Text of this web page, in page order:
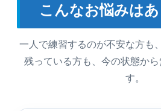
こんなお悩みは
一人で練習するのが不安な方も
残っている方も、今の状態か
す。